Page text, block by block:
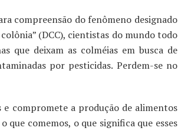
compreensão do fenômeno designado
(DCC), cientistas do mundo todo
que deixam as colméias em busca de
por pesticidas. Perdem-se no
e compromete a produção de alimentos
comemos, o que significa que esses